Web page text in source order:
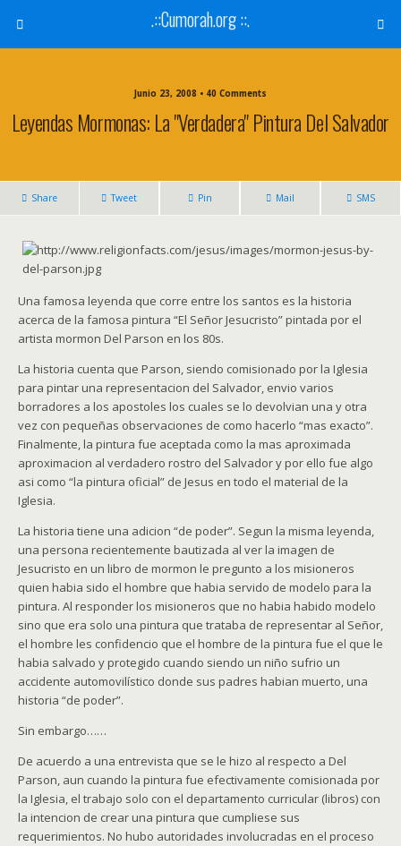
.::Cumorah.org ::.
Junio 23, 2008 • 40 Comments
Leyendas Mormonas: La "verdadera" Pintura Del Salvador
Share Tweet Pin Mail SMS
Una famosa leyenda que corre entre los santos es la historia
acerca de la famosa pintura “El Señor Jesucristo” pintada por el
artista mormon Del Parson en los 80s.
La historia cuenta que Parson, siendo comisionado por la Iglesia
para pintar una representacion del Salvador, envio varios
borradores a los apostoles los cuales se lo devolvian una y otra
vez con pequeñas observaciones de como hacerlo “mas exacto”.
Finalmente, la pintura fue aceptada como la mas aproximada
aproximacion al verdadero rostro del Salvador y por ello fue algo
asi como “la pintura oficial” de Jesus en todo el material de la
Iglesia.
La historia tiene una adicion “de poder”. Segun la misma leyenda,
una persona recientemente bautizada al ver la imagen de
Jesucristo en un libro de mormon le pregunto a los misioneros
quien habia sido el hombre que habia servido de modelo para la
pintura. Al responder los misioneros que no habia habido modelo
sino que era solo una pintura que trataba de representar al Señor,
el hombre les confidencio que el hombre de la pintura fue el que le
habia salvado y protegido cuando siendo un niño sufrio un
accidente automovilístico donde sus padres habian muerto, una
historia “de poder”.
Sin embargo……
De acuerdo a una entrevista que se le hizo al respecto a Del
Parson, aun cuando la pintura fue efectivamente comisionada por
la Iglesia, el trabajo solo con el departamento curricular (libros) con
la intencion de crear una pintura que cumpliese sus
requerimientos. No hubo autoridades involucradas en el proceso